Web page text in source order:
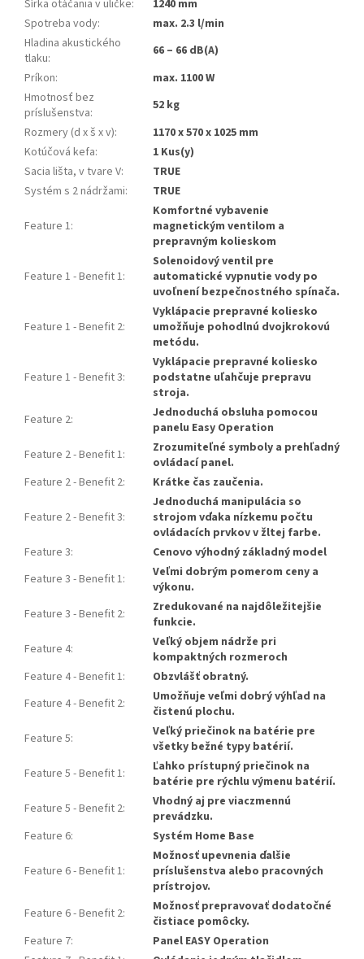
Šírka otáčania v uličke:
1240 mm
Spotreba vody:
max. 2.3 l/min
Hladina akustického
tlaku:
66 – 66 dB(A)
Príkon:
max. 1100 W
Hmotnosť bez
príslušenstva:
52 kg
Rozmery (d x š x v):
1170 x 570 x 1025 mm
Kotúčová kefa:
1 Kus(y)
Sacia lišta, v tvare V:
TRUE
Systém s 2 nádržami: TRUE
Feature 1:
Komfortné vybavenie
magnetickým ventilom a
prepravným kolieskom
Feature 1 - Benefit 1:
Solenoidový ventil pre
automatické vypnutie vody po
uvoľnení bezpečnostného spínača.
Feature 1 - Benefit 2:
Vyklápacie prepravné koliesko
umožňuje pohodlnú dvojkrokovú
metódu.
Feature 1 - Benefit 3:
Vyklápacie prepravné koliesko
podstatne uľahčuje prepravu
stroja.
Feature 2:
Jednoduchá obsluha pomocou
panelu Easy Operation
Feature 2 - Benefit 1:
Zrozumiteľné symboly a prehľadný
ovládací panel.
Feature 2 - Benefit 2: Krátke čas zaučenia.
Feature 2 - Benefit 3:
Jednoduchá manipulácia so
strojom vďaka nízkemu počtu
ovládacích prvkov v žltej farbe.
Feature 3:
Cenovo výhodný základný model
Feature 3 - Benefit 1:
Veľmi dobrým pomerom ceny a
výkonu.
Feature 3 - Benefit 2:
Zredukované na najdôležitejšie
funkcie.
Feature 4:
Veľký objem nádrže pri
kompaktných rozmeroch
Feature 4 - Benefit 1:
Obzvlášť obratný.
Feature 4 - Benefit 2:
Umožňuje veľmi dobrý výhľad na
čistenú plochu.
Feature 5:
Veľký priečinok na batérie pre
všetky bežné typy batérií.
Feature 5 - Benefit 1:
Ľahko prístupný priečinok na
batérie pre rýchlu výmenu batérií.
Feature 5 - Benefit 2:
Vhodný aj pre viaczmennú
prevádzku.
Feature 6: Systém Home Base
Feature 6 - Benefit 1:
Možnosť upevnenia ďalšie
príslušenstva alebo pracovných
prístrojov.
Feature 6 - Benefit 2:
Možnosť prepravovať dodatočné
čistiace pomôcky.
Feature 7:
Panel EASY Operation